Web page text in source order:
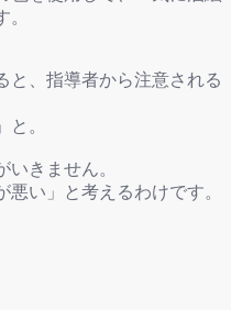
と、指導者から注意される
と。
きません。
悪い」と考えるわけです。